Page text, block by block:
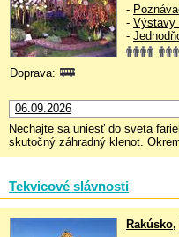
-
- Výstavy
-
Doprava:
06.09.2026
Nechajte sa uniesť do sveta
skutočný záhradný klenot.
Tekvicové slávnosti
Rakúsko,